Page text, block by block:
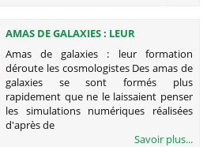
AMAS DE GALAXIES : LEUR
FORMATION DÉROUTE LES
COSMOLOGISTES
Amas de galaxies : leur formation
déroute les cosmologistes Des amas de
galaxies se sont formés plus
rapidement que ne le laissaient penser
les simulations numériques réalisées
d'après de
Savoir plus...